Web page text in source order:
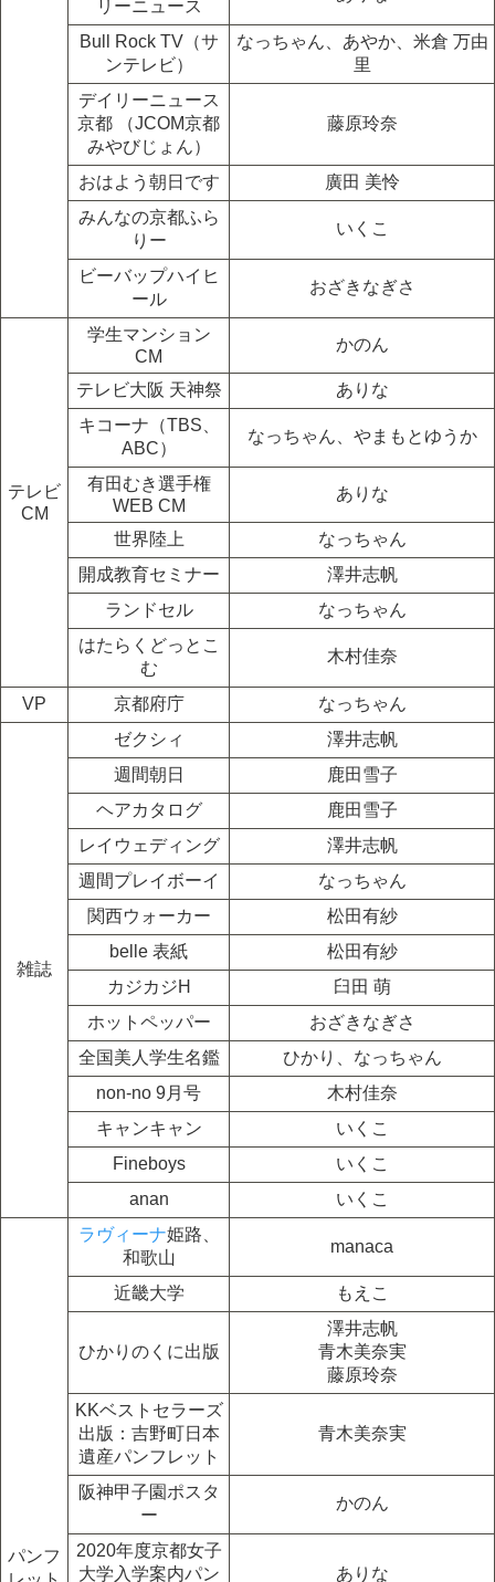
リーニュース
Bull Rock TV（サ
ンテレビ）
なっちゃん、あやか、米倉 万由
里
デイリーニュース
京都 （JCOM京都
みやびじょん）
藤原玲奈
おはよう朝日です
廣田 美怜
みんなの京都ふら
りー
いくこ
ビーバップハイヒ
ール
おざきなぎさ
テレビ
CM
学生マンション
CM
かのん
テレビ大阪 天神祭
ありな
キコーナ（TBS、
ABC）
なっちゃん、やまもとゆうか
有田むき選手権
WEB CM
ありな
世界陸上
なっちゃん
開成教育セミナー
澤井志帆
ランドセル
なっちゃん
はたらくどっとこ
む
木村佳奈
VP 京都府庁 なっちゃん
雑誌
ゼクシィ
澤井志帆
週間朝日
鹿田雪子
ヘアカタログ
鹿田雪子
レイウェディング
澤井志帆
週間プレイボーイ
なっちゃん
関西ウォーカー
松田有紗
belle 表紙
松田有紗
カジカジH
臼田 萌
ホットペッパー
おざきなぎさ
全国美人学生名鑑
ひかり、なっちゃん
non-no 9月号
木村佳奈
キャンキャン
いくこ
Fineboys
いくこ
anan
いくこ
パンフ
ラヴィーナ姫路、
和歌山
manaca
近畿大学 もえこ
ひかりのくに出版
澤井志帆
青木美奈実
藤原玲奈
KKベストセラーズ
出版：吉野町日本
遺産パンフレット
青木美奈実
阪神甲子園ポスタ
ー
かのん
2020年度京都女子
大学入学案内パン
ありな